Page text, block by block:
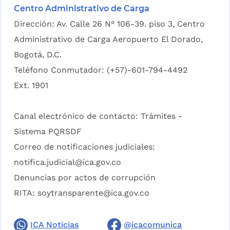
Centro Administrativo de Carga
Dirección: Av. Calle 26 N° 106-39. piso 3, Centro
Administrativo de Carga Aeropuerto El Dorado,
Bogotá, D.C.
Teléfono Conmutador: (+57)-601-794-4492
Ext. 1901
Canal electrónico de contacto: Trámites -
Sistema PQRSDF
Correo de notificaciones judiciales:
notifica.judicial@ica.gov.co
Denuncias por actos de corrupción
RITA: soytransparente@ica.gov.co
ICA Noticias @icacomunica